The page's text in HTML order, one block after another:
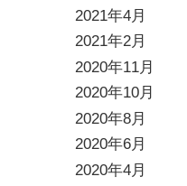
2021年4月
2021年2月
2020年11月
2020年10月
2020年8月
2020年6月
2020年4月